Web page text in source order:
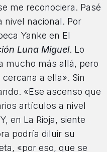
me reconociera. Pasé
nivel nacional. Por
Yanke en El
Luna Miguel. Lo
mucho más allá, pero
a ella». Sin
«Ese ascenso que
artículos a nivel
en La Rioja, siente
podría diluir su
«por eso, que se